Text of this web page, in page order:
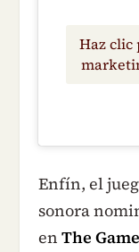
Haz clic
Enfín, el
sonora
en The